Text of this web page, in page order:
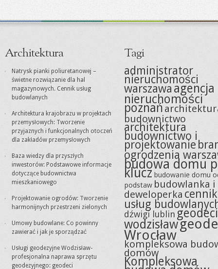
Architektura
Natrysk pianki poliuretanowej –
świetne rozwiązanie dla hal
magazynowych. Cennik usług
budowlanych
Architektura krajobrazu w projektach
przemysłowych: Tworzenie
przyjaznych i funkcjonalnych otoczeń
dla zakładów przemysłowych
Baza wiedzy dla przyszłych
inwestorów: Podstawowe informacje
dotyczące budownictwa
mieszkaniowego
Projektowanie ogrodów: Tworzenie
harmonijnych przestrzeni zielonych
Umowy budowlane: Co powinny
zawierać i jak je sporządzać
Usługi geodezyjne Wodzisław-
profesjonalna naprawa sprzętu
geodezyjnego: geodeci
Tagi
administrator
nieruchomości
warszawaagencja
nieruchomości
poznań
budownictwo
architektura
budownictwo i
projektowanie
ogrodzenia
budowa domu
klucz budowanie domu
podstaw budowlanka i
deweloperka cennik
usług
dźwigi lublingeodeci
wodzisław
Wrocław
kompleksowa
domów
Kompleksowa